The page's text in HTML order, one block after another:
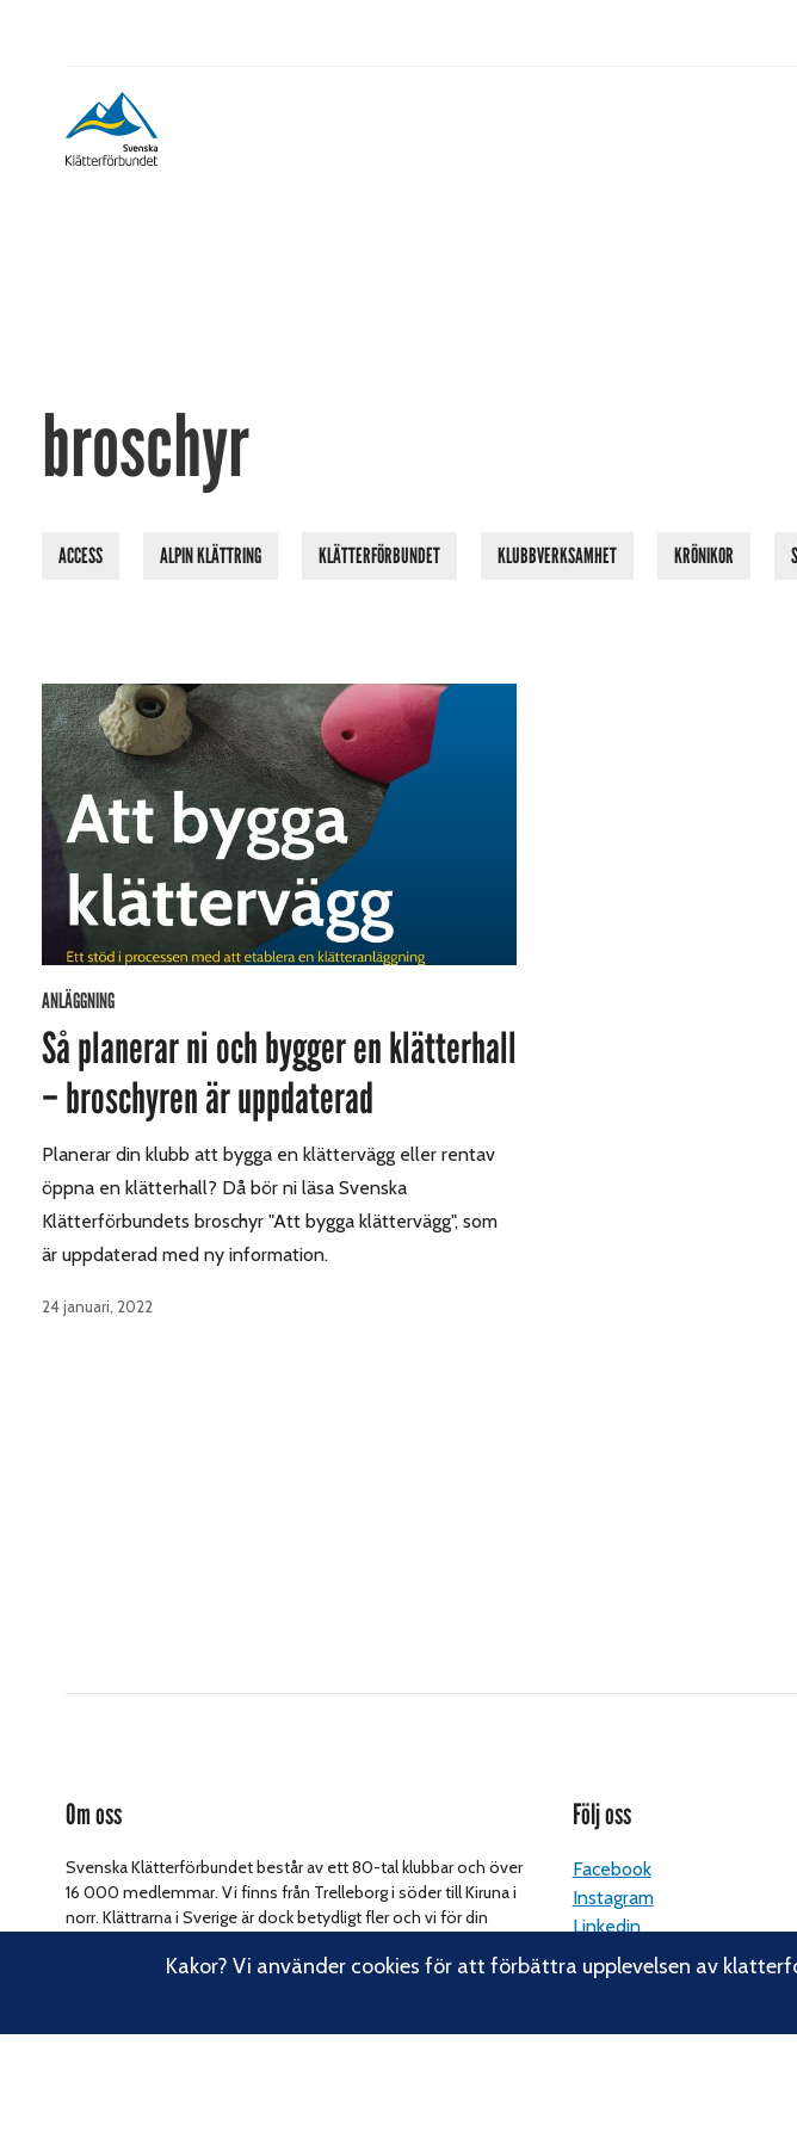
broschyr
ACCESS ALPIN KLÄTTRING KLÄTTERFÖRBUNDET KLUBBVERKSAMHET KRÖNIKOR
ANLÄGGNING
Så planerar ni och bygger en klätterhall
– broschyren är uppdaterad
Planerar din klubb att bygga en klättervägg eller rentav
öppna en klätterhall? Då bör ni läsa Svenska
Klätterförbundets broschyr "Att bygga klättervägg", som
är uppdaterad med ny information.
24 januari, 2022
Om oss
Svenska Klätterförbundet består av ett 80-tal klubbar och över
16 000 medlemmar. Vi finns från Trelleborg i söder till Kiruna i
norr. Klättrarna i Sverige är dock betydligt fler och vi för din
hållbarhetsarbete.
Följ oss
Facebook
Instagram
Linkedin
Nyhetsbrev
Kakor? Vi använder cookies för att förbättra upplevelsen av